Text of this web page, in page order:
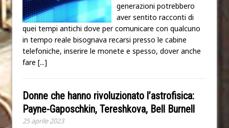
generazioni potrebbero
aver sentito racconti di
quei tempi antichi dove per comunicare con qualcuno
in tempo reale bisognava recarsi presso le cabine
telefoniche, inserire le monete e spesso, dover anche
fare [...]
Donne che hanno rivoluzionato l’astrofisica:
Payne-Gaposchkin, Tereshkova, Bell Burnell
25 aprile 2023